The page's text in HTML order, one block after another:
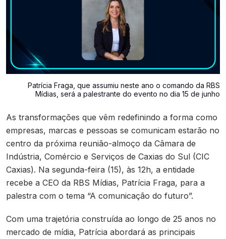
Patrícia Fraga, que assumiu neste ano o comando da RBS
Mídias, será a palestrante do evento no dia 15 de junho
As transformações que vêm redefinindo a forma como
empresas, marcas e pessoas se comunicam estarão no
centro da próxima reunião-almoço da Câmara de
Indústria, Comércio e Serviços de Caxias do Sul (CIC
Caxias). Na segunda-feira (15), às 12h, a entidade
recebe a CEO da RBS Mídias, Patrícia Fraga, para a
palestra com o tema “A comunicação do futuro”.
Com uma trajetória construída ao longo de 25 anos no
mercado de mídia, Patrícia abordará as principais